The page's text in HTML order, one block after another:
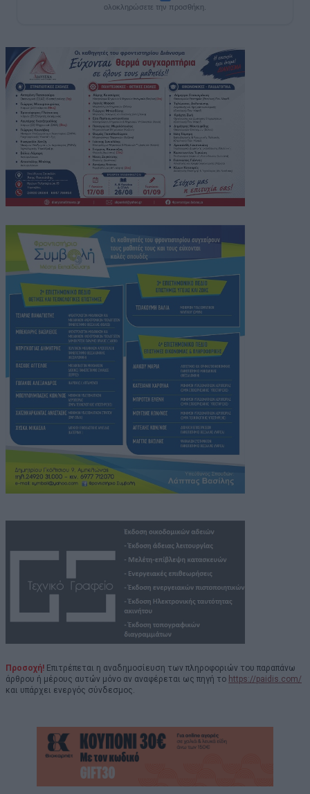
ολοκληρώσετε την προσθήκη.
Προσοχή! Επιτρέπεται η αναδημοσίευση των πληροφοριών του παραπάνω
άρθρου ή μέρους αυτών μόνο αν αναφέρεται ως πηγή το https://paidis.com/
και υπάρχει ενεργός σύνδεσμος.